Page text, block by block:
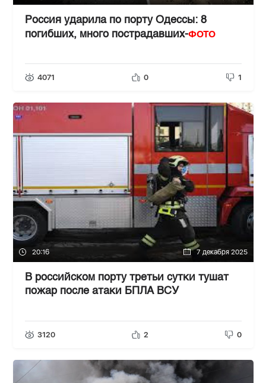
Россия ударила по порту Одессы: 8
погибших, много пострадавших-ФОТО
4071 0 1
20:16 7 декабря 2025
В российском порту третьи сутки тушат
пожар после атаки БПЛА ВСУ
3120 2 0